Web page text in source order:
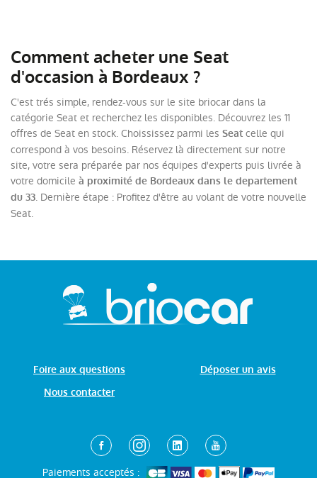
Comment acheter une Seat
d'occasion à Bordeaux ?
C'est trés simple, rendez-vous sur le site briocar dans la
catégorie Seat et recherchez les disponibles. Découvrez les 11
offres de Seat en stock. Choississez parmi les Seat celle qui
correspond à vos besoins. Réservez là directement sur notre
site, votre sera préparée par nos équipes d'experts puis livrée à
votre domicile à proximité de Bordeaux dans le departement
du 33. Dernière étape : Profitez d'être au volant de votre nouvelle
Seat.
Foire aux questions
Nous contacter
Déposer un avis
Paiements acceptés :